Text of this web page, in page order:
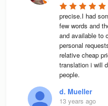
precise.I had
few words and
and available to
personal
relative cheap
translation i will
people.
d. Mueller
13 years ago